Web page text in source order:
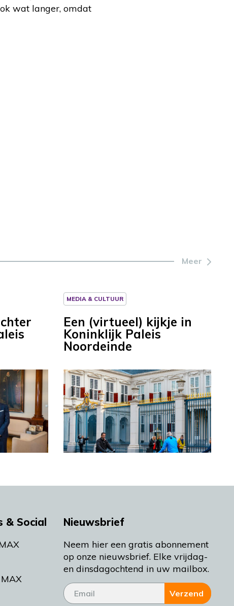
wat langer, omdat
Meer
MEDIA & CULTUUR
Een (virtueel) kijkje in
Koninklijk Paleis
Noordeinde
& Social Nieuwsbrief
Neem hier een gratis abonnement
op onze nieuwsbrief. Elke vrijdag-
en dinsdagochtend in uw mailbox.
Verzend